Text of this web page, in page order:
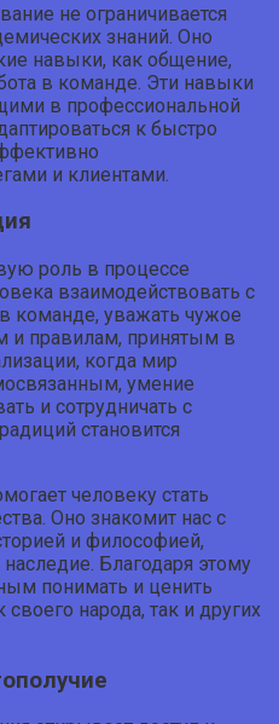
не ограничивается
знаний. Оно
навыки, как общение,
в команде. Эти навыки
в профессиональной
к быстро
и клиентами.
роль в процессе
взаимодействовать с
команде, уважать чужое
и правилам, принятым в
когда мир
умение
и сотрудничать с
становится
человеку стать
Оно знакомит нас с
и философией,
Благодаря этому
понимать и ценить
народа, так и других